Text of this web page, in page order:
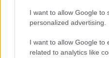
I want to allow Google to
personalized advertising.
I want to allow Google to
related to analytics like